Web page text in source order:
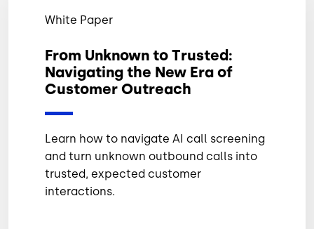
White Paper
From Unknown to Trusted:
Navigating the New Era of
Customer Outreach
Learn how to navigate AI call screening
and turn unknown outbound calls into
trusted, expected customer
interactions.